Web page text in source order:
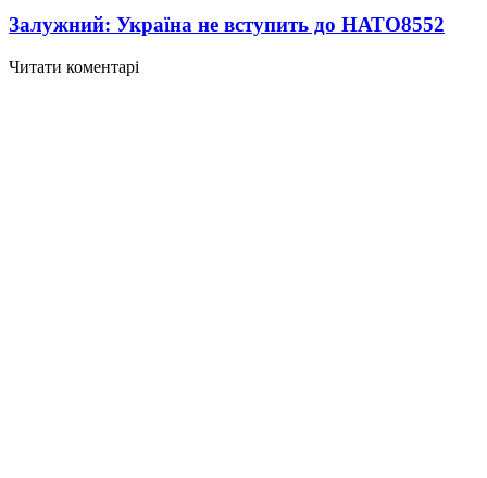
Залужний: Україна не вступить до НАТО8552
Читати коментарі